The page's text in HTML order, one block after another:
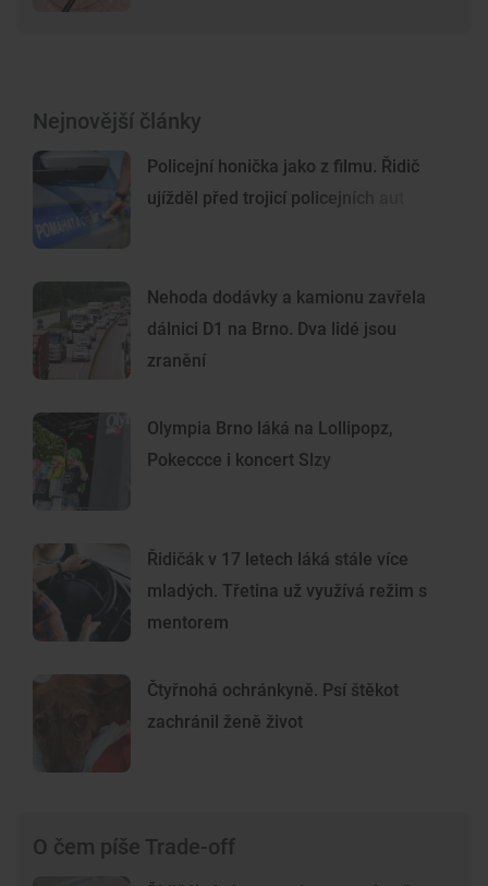
Nejnovější články
Policejní honička jako z filmu. Řidič
ujížděl před trojicí policejních aut
Nehoda dodávky a kamionu zavřela
dálnici D1 na Brno. Dva lidé jsou
zranění
Olympia Brno láká na Lollipopz,
Pokeccce i koncert Slzy
Řidičák v 17 letech láká stále více
mladých. Třetina už využívá režim s
mentorem
Čtyřnohá ochránkyně. Psí štěkot
zachránil ženě život
O čem píše Trade-off